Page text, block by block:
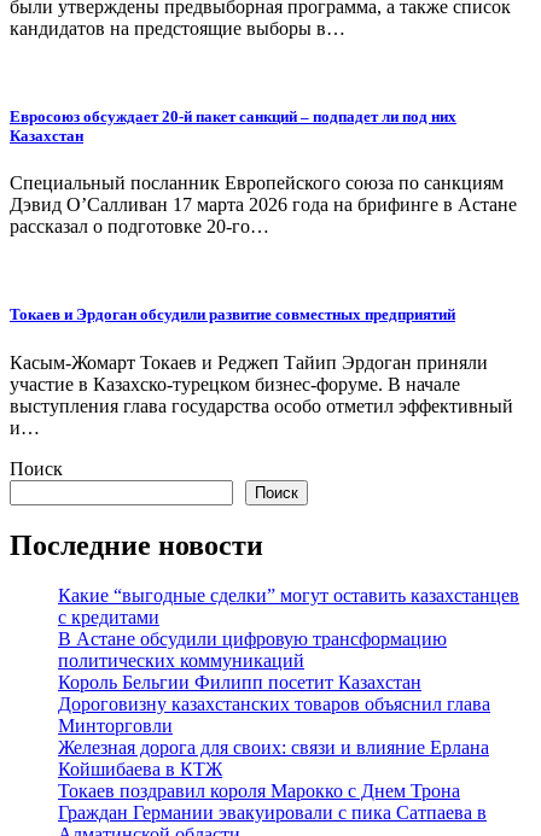
были утверждены предвыборная программа, а также список
кандидатов на предстоящие выборы в…
Евросоюз обсуждает 20-й пакет санкций – подпадет ли под них
Казахстан
Специальный посланник Европейского союза по санкциям
Дэвид О’Салливан 17 марта 2026 года на брифинге в Астане
рассказал о подготовке 20-го…
Токаев и Эрдоган обсудили развитие совместных предприятий
Касым-Жомарт Токаев и Реджеп Тайип Эрдоган приняли
участие в Казахско-турецком бизнес-форуме. В начале
выступления глава государства особо отметил эффективный
и…
Поиск
Поиск
Последние новости
Какие “выгодные сделки” могут оставить казахстанцев
с кредитами
В Астане обсудили цифровую трансформацию
политических коммуникаций
Король Бельгии Филипп посетит Казахстан
Дороговизну казахстанских товаров объяснил глава
Минторговли
Железная дорога для своих: связи и влияние Ерлана
Койшибаева в КТЖ
Токаев поздравил короля Марокко с Днем Трона
Граждан Германии эвакуировали с пика Сатпаева в